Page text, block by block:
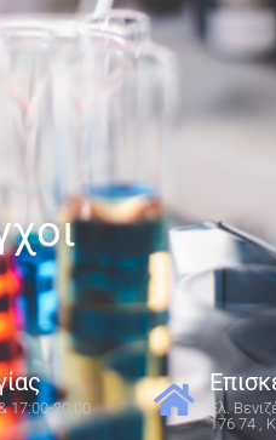
17:00-20:00
Ελ.
176 74 ,